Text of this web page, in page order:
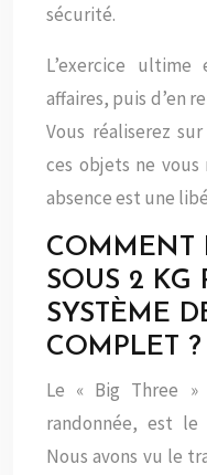
sécurité.
L’exercice
affaires, puis d’en
Vous réaliserez
ces objets ne
absence est une
COMMENT
SOUS 2 KG
SYSTÈME
COMPLET ?
Le « Big Three »
randonnée, est le
Nous avons vu le